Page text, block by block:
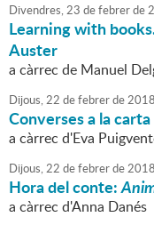
Divendres,23 defebrerde
Learning with
Auster
a càrrec de Manuel
Dijous,22 defebrerde2018
Converses a la
a càrrec d'Eva
Dijous,22 defebrerde2018
Hora del conte:
a càrrec d'Anna Danés